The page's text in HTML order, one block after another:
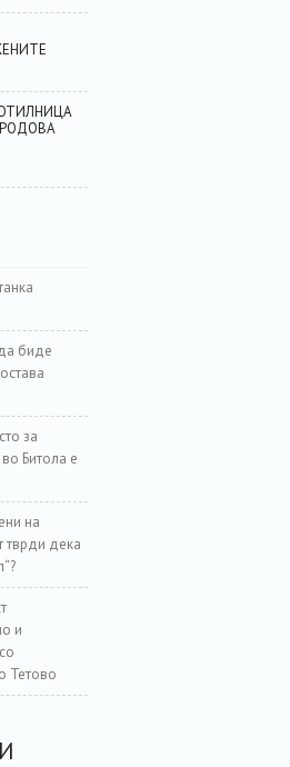
биде
за
Битола е
на
тврди дека
и
Тетово